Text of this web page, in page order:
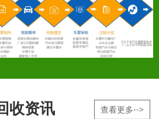
收资讯 查看更多-->